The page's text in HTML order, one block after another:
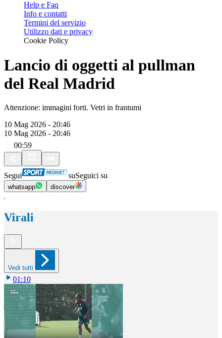
Help e Faq
Info e contatti
Termini del servizio
Utilizzo dati e privacy
Cookie Policy
Lancio di oggetti al pullman
del Real Madrid
Attenzione: immagini forti. Vetri in frantumi
10 Mag 2026 - 20:46
10 Mag 2026 - 20:46
00:59
Segui suSeguici su
whatsapp discover
Virali
Vedi tutti
01:10